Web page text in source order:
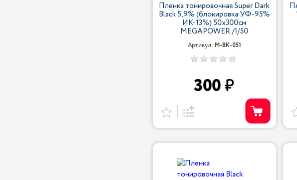
Пленка тонировочная Super Dark
Black 5,9% (блокировка УФ-95%
ИК-13%) 50х300см
MEGAPOWER /1/50
Артикул: M-BK-051
300